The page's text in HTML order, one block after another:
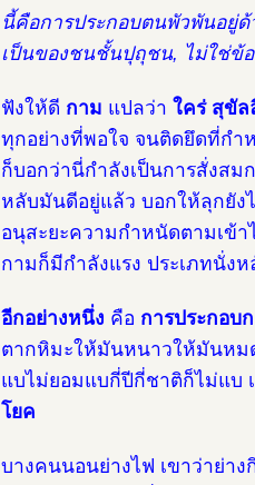
นี้คือการประกอบตนพัวพันอยู่
เป็นของชนชั้นปุถุชน, ไม่ใช่ข้อ
ฟังให้ดี กาม แปลว่า ใคร่ สุขัล
ทุกอย่างที่พอใจ จนติดยึดที่กำ
ก็บอกว่านี่กำลังเป็นการสั่งส
หลับมันดีอยู่แล้ว บอกให้ลุกยั
อนุสะยะความกำหนัดตามเข้
กามก็มีกำลังแรง ประเภทนั่ง
อีกอย่างหนึ่ง คือ การประกอบ
ตากหิมะให้มันหนาวให้มันหม
แบไม่ยอมแบกี่ปีกี่ชาติก็ไม่แบ
โยค
บางคนนอนย่างไฟ เขาว่าย่าง